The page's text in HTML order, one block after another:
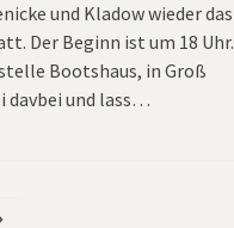
und Kladow wieder das
Der Beginn ist um 18 Uhr.
Bootshaus, in Groß
davbei und lass…